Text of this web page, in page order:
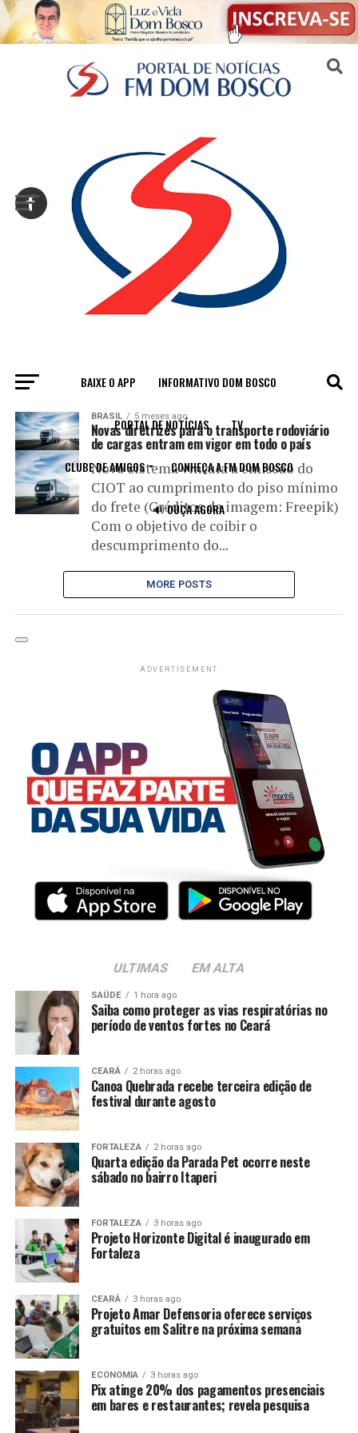
BAIXE O APP INFORMATIVO DOM BOSCO
PORTAL DE NOTÍCIAS TV
CLUBE DE AMIGOS CONHEÇA A FM DOM BOSCO
🔊 OUÇA AGORA
All posts tagged "frete"
BRASIL 5 meses ago
Novas diretrizes para o transporte rodoviário
de cargas entram em vigor em todo o país
Novo sistema vincula a emissão do
CIOT ao cumprimento do piso mínimo
do frete (Créditos da imagem: Freepik)
Com o objetivo de coibir o
descumprimento do...
MORE POSTS
ADVERTISEMENT
ULTIMAS EM ALTA
SAÚDE 1 hora ago
Saiba como proteger as vias respiratórias no
período de ventos fortes no Ceará
CEARÁ 2 horas ago
Canoa Quebrada recebe terceira edição de
festival durante agosto
FORTALEZA 2 horas ago
Quarta edição da Parada Pet ocorre neste
sábado no bairro Itaperi
FORTALEZA 3 horas ago
Projeto Horizonte Digital é inaugurado em
Fortaleza
CEARÁ 3 horas ago
Projeto Amar Defensoria oferece serviços
gratuitos em Salitre na próxima semana
ECONOMIA 3 horas ago
Pix atinge 20% dos pagamentos presenciais
em bares e restaurantes; revela pesquisa
Sair da versão mobile